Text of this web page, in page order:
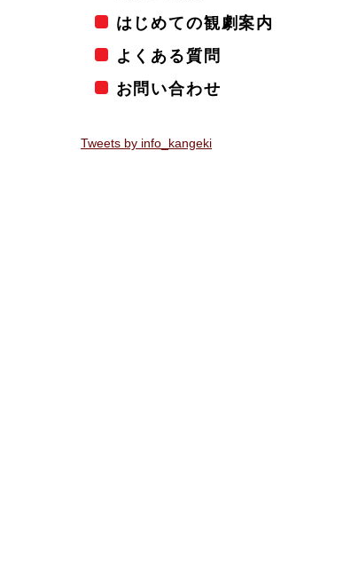
はじめての観劇案内
よくある質問
お問い合わせ
Tweets by info_kangeki